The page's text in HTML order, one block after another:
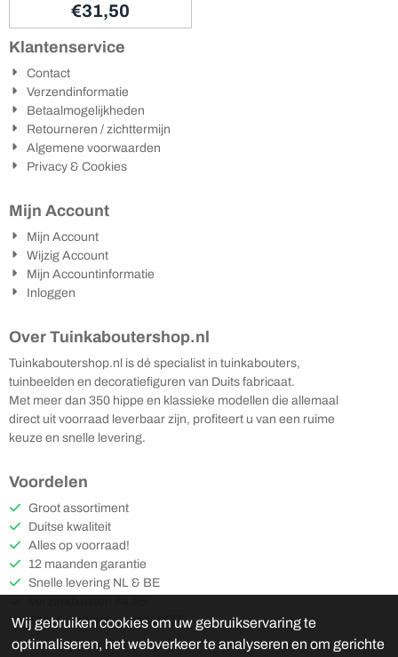
€31,50
Klantenservice
Contact
Verzendinformatie
Betaalmogelijkheden
Retourneren / zichttermijn
Algemene voorwaarden
Privacy & Cookies
Mijn Account
Mijn Account
Wijzig Account
Mijn Accountinformatie
Inloggen
Over Tuinkaboutershop.nl
Tuinkaboutershop.nl is dé specialist in tuinkabouters,
tuinbeelden en decoratiefiguren van Duits fabricaat.
Met meer dan 350 hippe en klassieke modellen die allemaal
direct uit voorraad leverbaar zijn, profiteert u van een ruime
keuze en snelle levering.
Voordelen
Groot assortiment
Duitse kwaliteit
Alles op voorraad!
12 maanden garantie
Snelle levering NL & BE
Gratis verzending vanaf €75
Wij gebruiken cookies om uw gebruikservaring te
optimaliseren, het webverkeer te analyseren en om gerichte